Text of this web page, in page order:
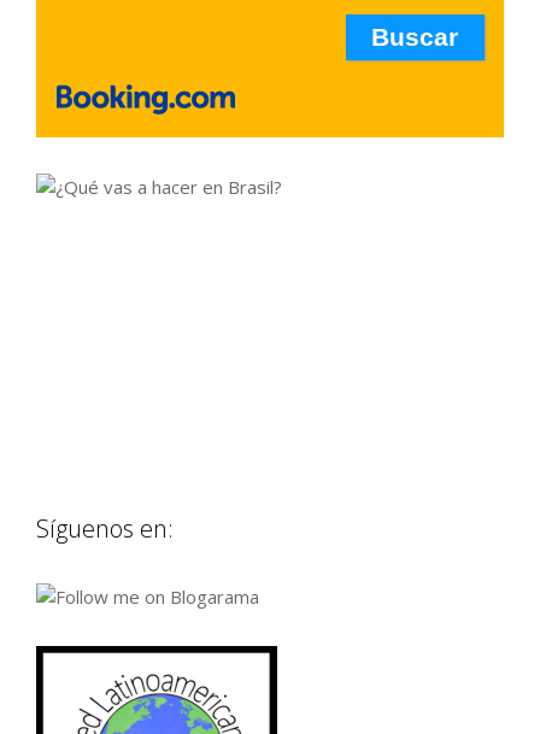
Síguenos en: